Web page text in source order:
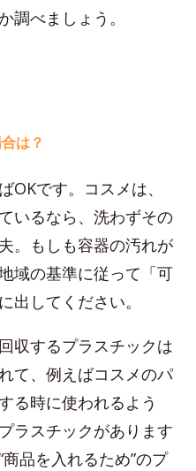
調べましょう。
は？
OKです。コスメは、
いるなら、洗わずその
。もしも容器の汚れが
域の基準に従って「可
出してください。
収するプラスチックは
て、例えばコスメのパ
る時に使われるよう
ラスチックがあります
品を入れるため”のプ